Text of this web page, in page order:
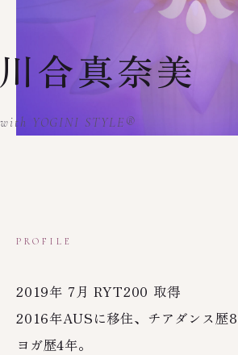
合真奈美
with YOGINI STYLE®
PROFILE
2019年 7月 RYT200 取得
2016年AUSに移住、チアダンス歴8
ヨガ歴4年。